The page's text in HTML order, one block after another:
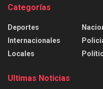
Categorías
Deportes
Internacionales
Locales
Ultimas Noticias